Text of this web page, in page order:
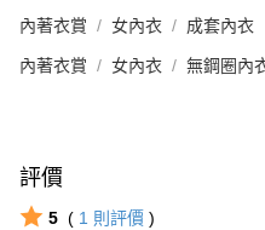
內著衣賞 女內衣 成套內衣
內著衣賞 女內衣 無鋼圈內
評價
5 ( 1 則評價 )